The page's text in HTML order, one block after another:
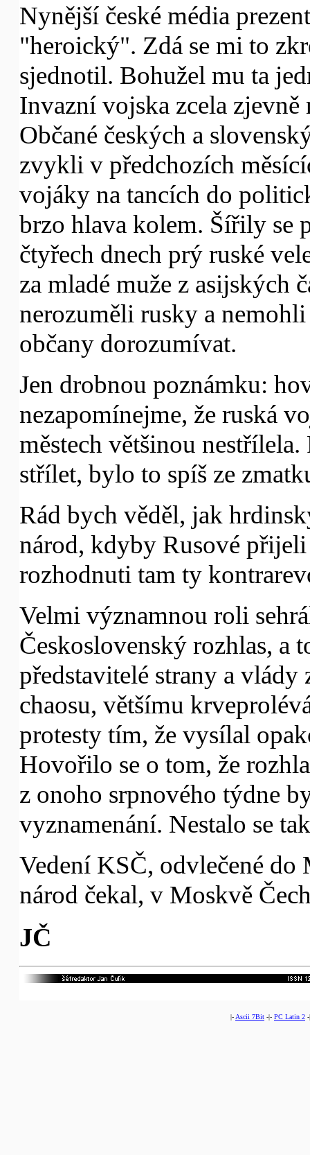
Nynější české média
"heroický". Zdá se mi to
sjednotil. Bohužel mu ta
Invazní vojska zcela
Občané českých a
zvykli v předchozích
vojáky na tancích do
brzo hlava kolem. Šířily se
čtyřech dnech prý ruské
za mladé muže z asijských
nerozuměli rusky a
občany dorozumívat.
Jen drobnou poznámku:
nezapomínejme, že ruská
městech většinou
střílet, bylo to spíš ze
Rád bych věděl, jak
národ, kdyby Rusové
rozhodnuti tam ty
Velmi významnou roli
Československý rozhlas, a
představitelé strany a vlády
chaosu, většímu
protesty tím, že vysílal
Hovořilo se o tom, že
z onoho srpnového týdne
vyznamenání. Nestalo se
Vedení KSČ, odvlečené
národ čekal, v Moskvě
JČ
|- Ascii 7Bit -|- PC Latin 2